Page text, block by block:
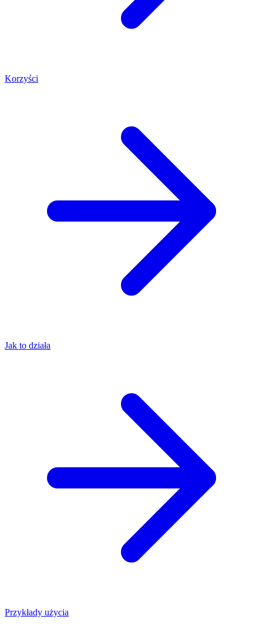
Korzyści
Jak to działa
Przykłady użycia